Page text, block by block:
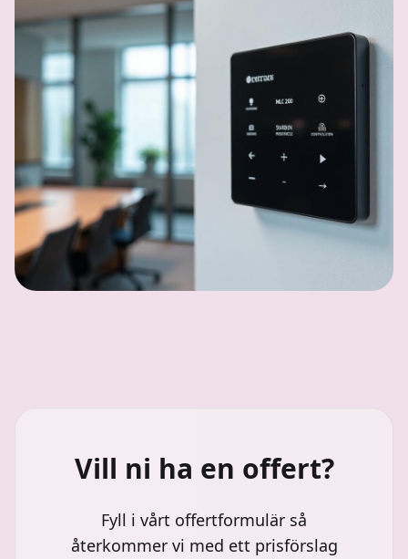
Vill ni ha en offert?
Fyll i vårt offertformulär så
återkommer vi med ett prisförslag